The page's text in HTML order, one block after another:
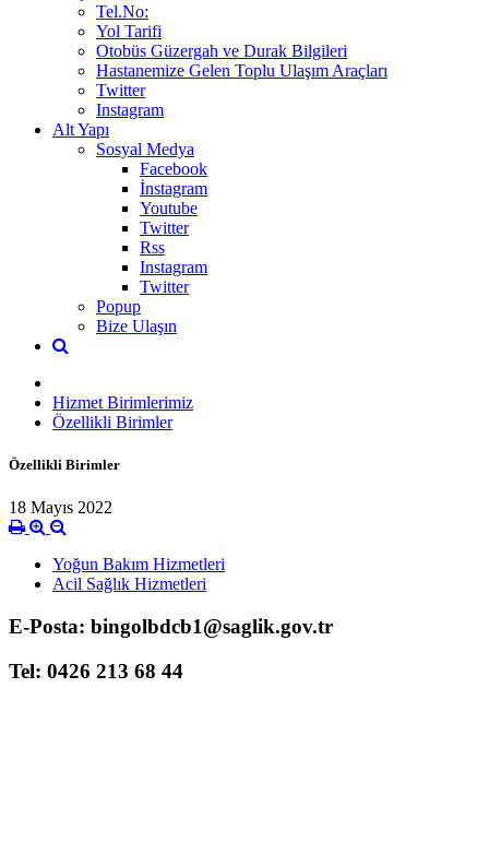
Tel.No:
Yol Tarifi
Otobüs Güzergah ve Durak Bilgileri
Hastanemize Gelen Toplu Ulaşım Araçları
Twitter
Instagram
Alt Yapı
Sosyal Medya
Facebook
İnstagram
Youtube
Twitter
Rss
Instagram
Twitter
Popup
Bize Ulaşın
Hizmet Birimlerimiz
Özellikli Birimler
Özellikli Birimler
18 Mayıs 2022
Yoğun Bakım Hizmetleri
Acil Sağlık Hizmetleri
E-Posta: bingolbdcb1@saglik.gov.tr
Tel: 0426 213 68 44